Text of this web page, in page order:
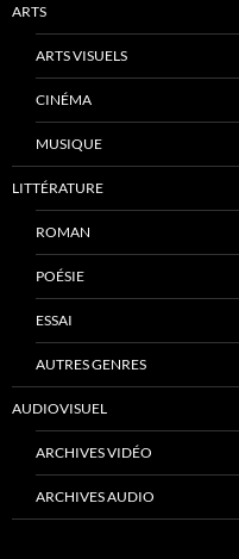
ARTS
ARTS VISUELS
CINÉMA
MUSIQUE
LITTÉRATURE
ROMAN
POÉSIE
ESSAI
AUTRES GENRES
AUDIOVISUEL
ARCHIVES VIDÉO
ARCHIVES AUDIO